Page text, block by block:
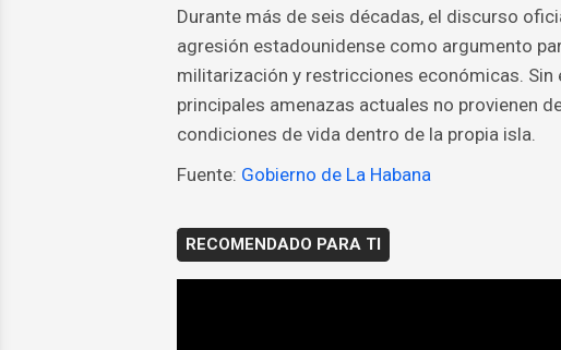
Durante más de seis décadas, el discurso
agresión estadounidense como argumento
militarización y restricciones económicas.
principales amenazas actuales no provienen
condiciones de vida dentro de la propia isla.
Fuente: Gobierno de La Habana
RECOMENDADO PARA TI